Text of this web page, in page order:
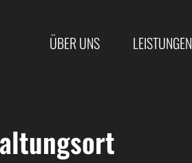
ÜBER UNS LEISTUNGEN